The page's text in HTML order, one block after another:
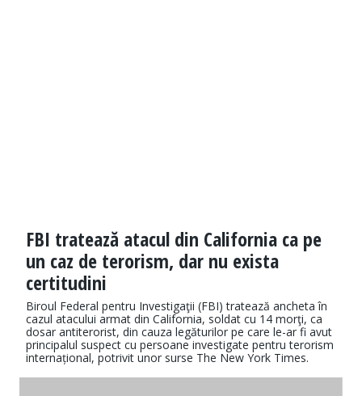
FBI tratează atacul din California ca pe
un caz de terorism, dar nu exista
certitudini
Biroul Federal pentru Investigaţii (FBI) tratează ancheta în
cazul atacului armat din California, soldat cu 14 morţi, ca
dosar antiterorist, din cauza legăturilor pe care le-ar fi avut
principalul suspect cu persoane investigate pentru terorism
internațional, potrivit unor surse The New York Times.